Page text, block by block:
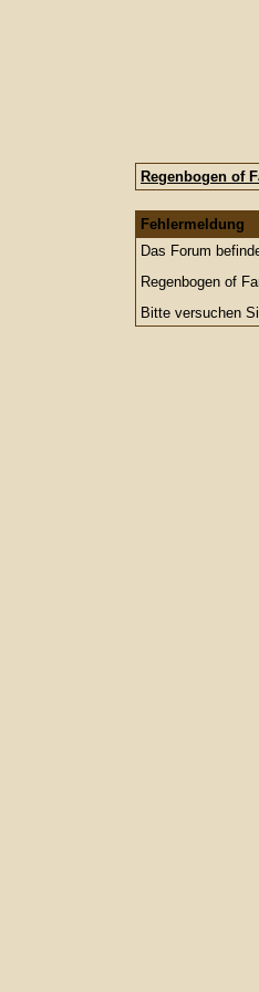
Regenbogen of
Fehlermeldung
Das Forum
Regenbogen of
Bitte versuchen